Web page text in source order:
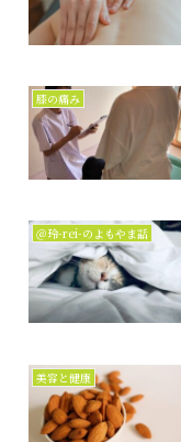
膝の痛み
＠玲-rei-のよもやま話
美容と健康